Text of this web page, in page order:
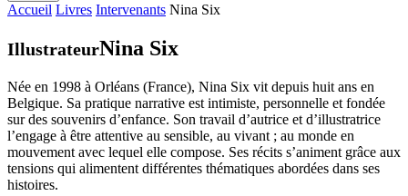
Accueil Livres Intervenants Nina Six
IllustrateurNina Six
Née en 1998 à Orléans (France), Nina Six vit depuis huit ans en
Belgique. Sa pratique narrative est intimiste, personnelle et fondée
sur des souvenirs d’enfance. Son travail d’autrice et d’illustratrice
l’engage à être attentive au sensible, au vivant ; au monde en
mouvement avec lequel elle compose. Ses récits s’animent grâce aux
tensions qui alimentent différentes thématiques abordées dans ses
histoires.